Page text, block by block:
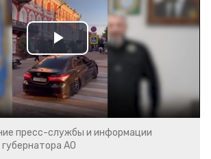
Play
Video
пресс-службы и информации
АО